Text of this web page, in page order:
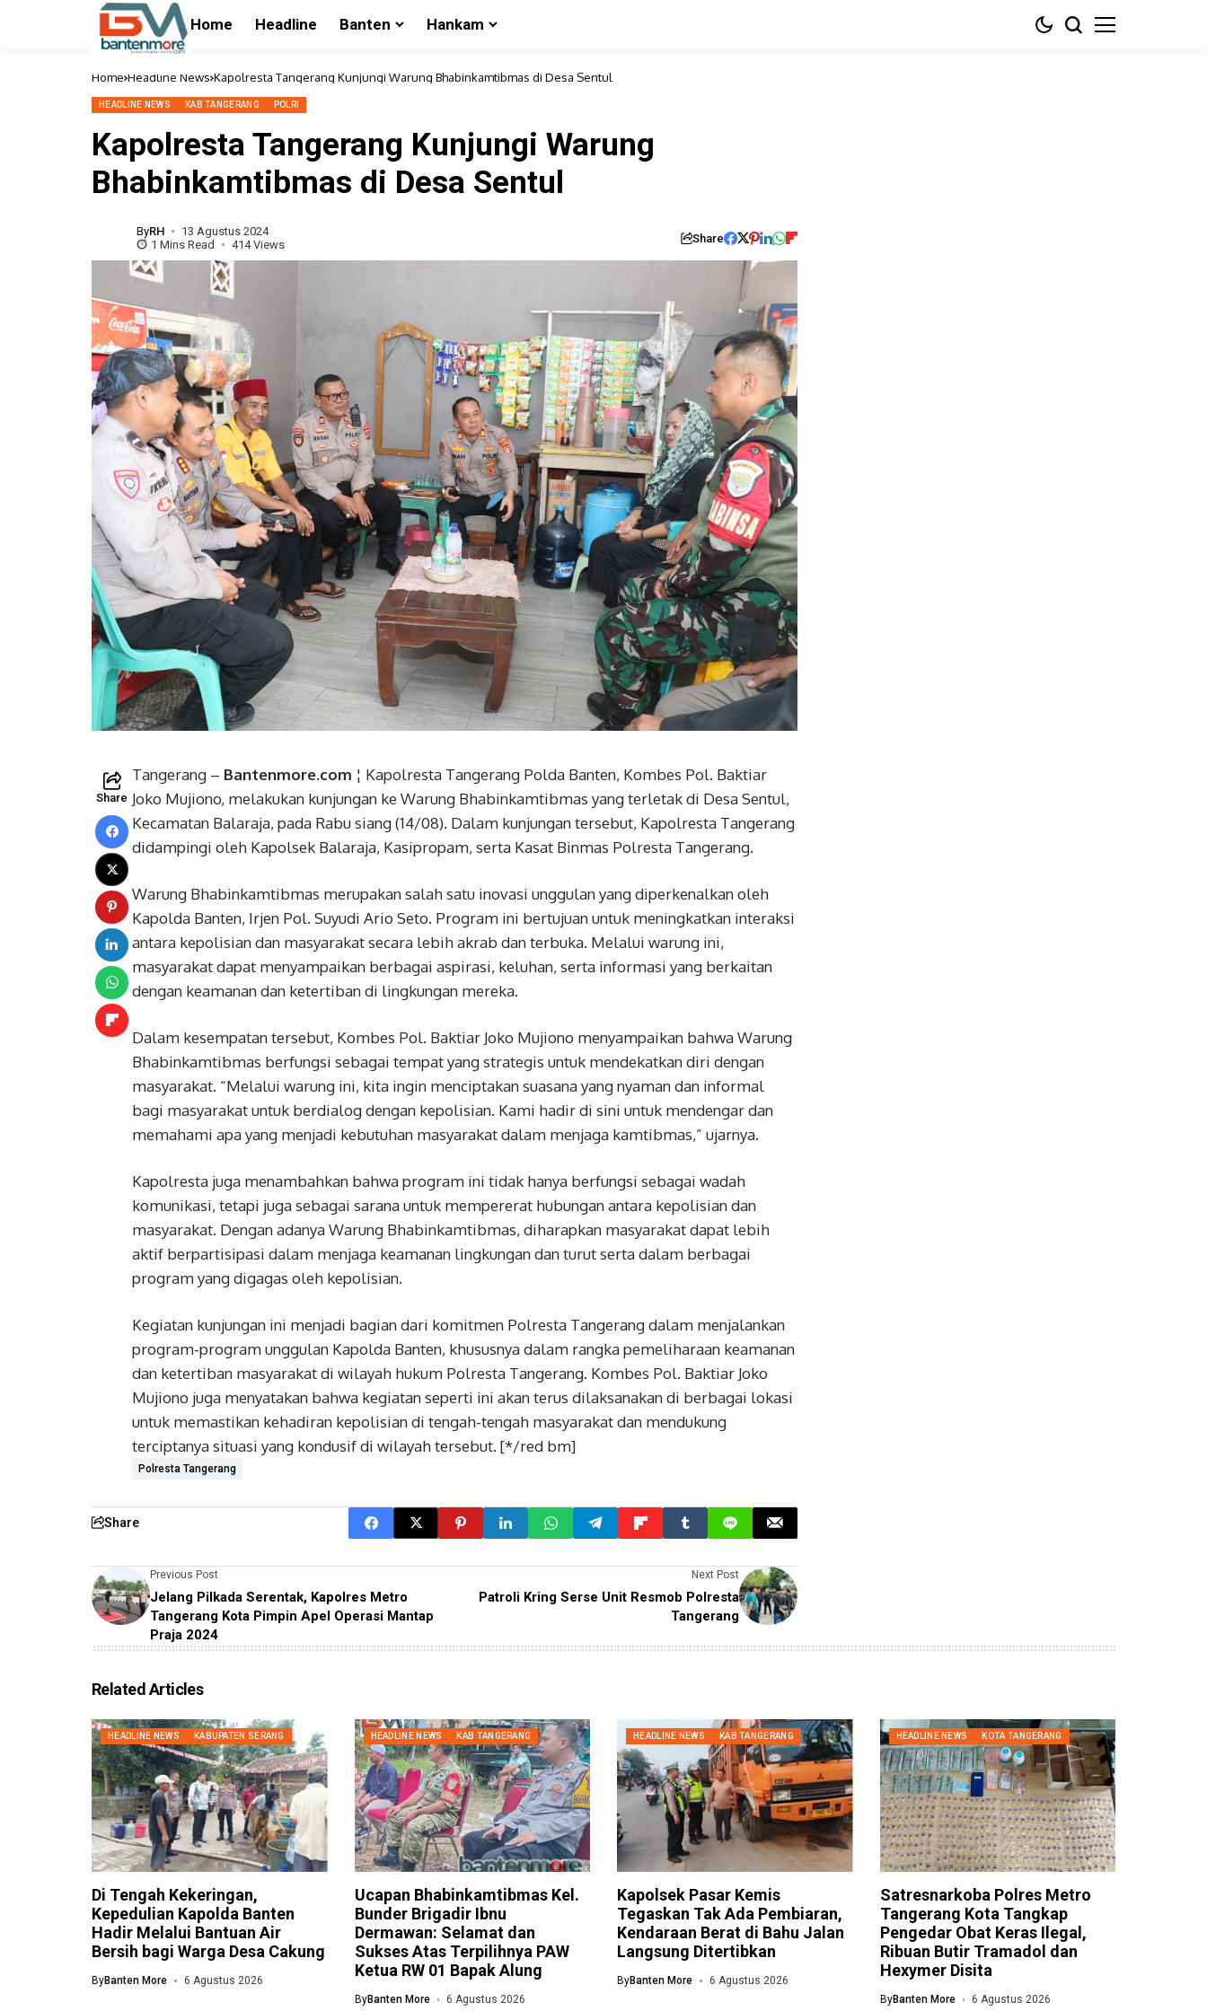
Home Headline Banten Hankam
Home Headline News Kapolresta Tangerang Kunjungi Warung Bhabinkamtibmas di Desa Sentul
HEADLINE NEWS KAB TANGERANG POLRI
Kapolresta Tangerang Kunjungi Warung
Bhabinkamtibmas di Desa Sentul
ByRH
13 Agustus 2024
1 Mins Read
414 Views Share
Share
Tangerang – Bantenmore.com ¦ Kapolresta Tangerang Polda Banten, Kombes Pol. Baktiar
Joko Mujiono, melakukan kunjungan ke Warung Bhabinkamtibmas yang terletak di Desa Sentul,
Kecamatan Balaraja, pada Rabu siang (14/08). Dalam kunjungan tersebut, Kapolresta Tangerang
didampingi oleh Kapolsek Balaraja, Kasipropam, serta Kasat Binmas Polresta Tangerang.
Warung Bhabinkamtibmas merupakan salah satu inovasi unggulan yang diperkenalkan oleh
Kapolda Banten, Irjen Pol. Suyudi Ario Seto. Program ini bertujuan untuk meningkatkan interaksi
antara kepolisian dan masyarakat secara lebih akrab dan terbuka. Melalui warung ini,
masyarakat dapat menyampaikan berbagai aspirasi, keluhan, serta informasi yang berkaitan
dengan keamanan dan ketertiban di lingkungan mereka.
Dalam kesempatan tersebut, Kombes Pol. Baktiar Joko Mujiono menyampaikan bahwa Warung
Bhabinkamtibmas berfungsi sebagai tempat yang strategis untuk mendekatkan diri dengan
masyarakat. “Melalui warung ini, kita ingin menciptakan suasana yang nyaman dan informal
bagi masyarakat untuk berdialog dengan kepolisian. Kami hadir di sini untuk mendengar dan
memahami apa yang menjadi kebutuhan masyarakat dalam menjaga kamtibmas,” ujarnya.
Kapolresta juga menambahkan bahwa program ini tidak hanya berfungsi sebagai wadah
komunikasi, tetapi juga sebagai sarana untuk mempererat hubungan antara kepolisian dan
masyarakat. Dengan adanya Warung Bhabinkamtibmas, diharapkan masyarakat dapat lebih
aktif berpartisipasi dalam menjaga keamanan lingkungan dan turut serta dalam berbagai
program yang digagas oleh kepolisian.
Kegiatan kunjungan ini menjadi bagian dari komitmen Polresta Tangerang dalam menjalankan
program-program unggulan Kapolda Banten, khususnya dalam rangka pemeliharaan keamanan
dan ketertiban masyarakat di wilayah hukum Polresta Tangerang. Kombes Pol. Baktiar Joko
Mujiono juga menyatakan bahwa kegiatan seperti ini akan terus dilaksanakan di berbagai lokasi
untuk memastikan kehadiran kepolisian di tengah-tengah masyarakat dan mendukung
terciptanya situasi yang kondusif di wilayah tersebut. [*/red bm]
Polresta Tangerang
Share
Previous Post
Jelang Pilkada Serentak, Kapolres Metro
Tangerang Kota Pimpin Apel Operasi Mantap
Praja 2024
Next Post
Patroli Kring Serse Unit Resmob Polresta
Tangerang
Related Articles
HEADLINE NEWS KABUPATEN SERANG
Di Tengah Kekeringan,
Kepedulian Kapolda Banten
Hadir Melalui Bantuan Air
Bersih bagi Warga Desa Cakung
ByBanten More 6 Agustus 2026
HEADLINE NEWS KAB TANGERANG
Ucapan Bhabinkamtibmas Kel.
Bunder Brigadir Ibnu
Dermawan: Selamat dan
Sukses Atas Terpilihnya PAW
Ketua RW 01 Bapak Alung
ByBanten More 6 Agustus 2026
HEADLINE NEWS KAB TANGERANG
Kapolsek Pasar Kemis
Tegaskan Tak Ada Pembiaran,
Kendaraan Berat di Bahu Jalan
Langsung Ditertibkan
ByBanten More 6 Agustus 2026
HEADLINE NEWS KOTA TANGERANG
Satresnarkoba Polres Metro
Tangerang Kota Tangkap
Pengedar Obat Keras Ilegal,
Ribuan Butir Tramadol dan
Hexymer Disita
ByBanten More 6 Agustus 2026